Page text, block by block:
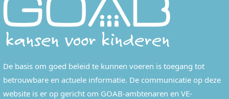
De basis om goed beleid te kunnen voeren is toegang tot
betrouwbare en actuele informatie. De communicatie op deze
website is er op gericht om GOAB-ambtenaren en VE-